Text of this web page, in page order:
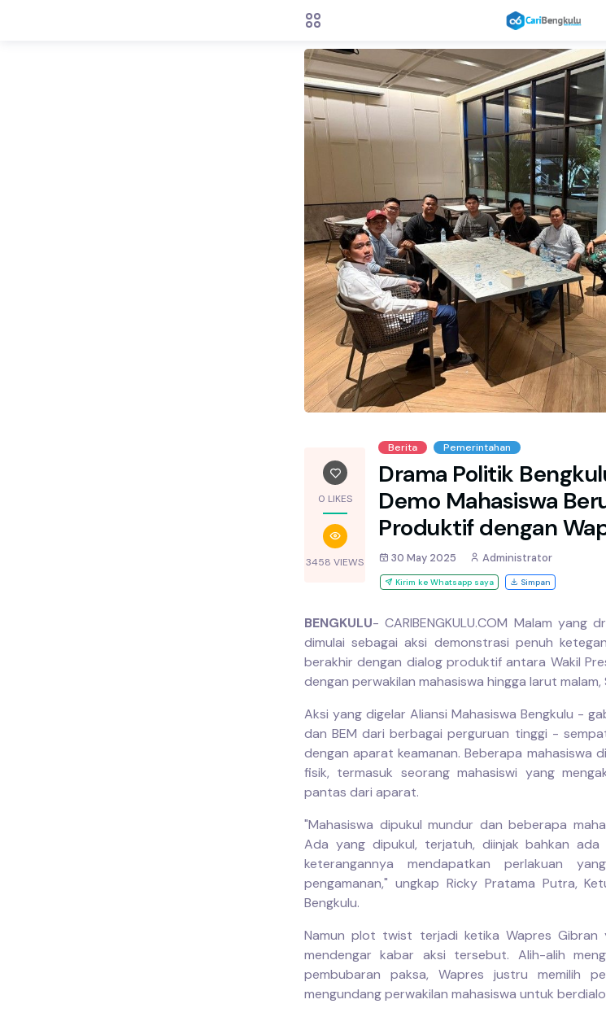
0 LIKES
3458 VIEWS
Berita Pemerintahan
Drama Politik
Demo Mahasiswa
Produktif dengan
30 May 2025 Administrator
Kirim ke Whatsapp saya Simpan
BENGKULU- CARIBENGKULU.COM Malam yang
dimulai sebagai aksi demonstrasi penuh
berakhir dengan dialog produktif antara Wakil
dengan perwakilan mahasiswa hingga larut
Aksi yang digelar Aliansi Mahasiswa Bengkulu -
dan BEM dari berbagai perguruan tinggi -
dengan aparat keamanan. Beberapa mahasiswa
fisik, termasuk seorang mahasiswi yang
pantas dari aparat.
"Mahasiswa dipukul mundur dan beberapa
Ada yang dipukul, terjatuh, diinjak bahkan
keterangannya mendapatkan perlakuan
pengamanan," ungkap Ricky Pratama Putra,
Bengkulu.
Namun plot twist terjadi ketika Wapres
mendengar kabar aksi tersebut. Alih-alih
pembubaran paksa, Wapres justru memilih
mengundang perwakilan mahasiswa untuk